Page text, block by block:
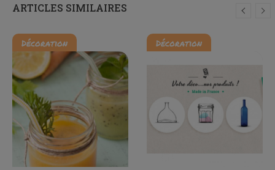
ARTICLES SIMILAIRES
Décoration Décoration